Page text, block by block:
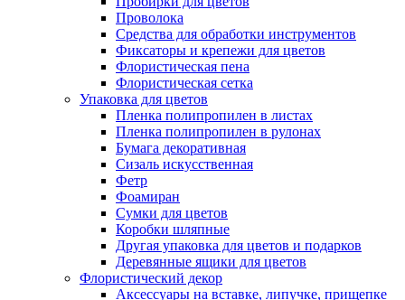
Проволока
Средства для обработки инструментов
Фиксаторы и крепежи для цветов
Флористическая пена
Флористическая сетка
Упаковка для цветов
Пленка полипропилен в листах
Пленка полипропилен в рулонах
Бумага декоративная
Сизаль искусственная
Фетр
Фоамиран
Сумки для цветов
Коробки шляпные
Другая упаковка для цветов и подарков
Деревянные ящики для цветов
Флористический декор
Аксессуары на вставке, липучке, прищепке